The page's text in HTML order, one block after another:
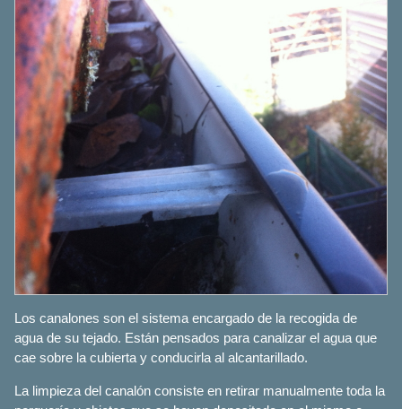
Los canalones son el sistema encargado de la recogida de
agua de su tejado. Están pensados para canalizar el agua que
cae sobre la cubierta y conducirla al alcantarillado.
La limpieza del canalón consiste en retirar manualmente toda la